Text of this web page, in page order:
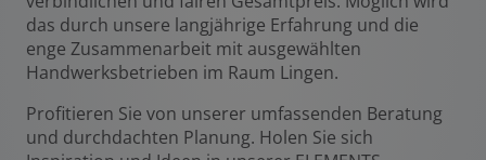
das durch unsere langjährige Erfahrung und die
enge Zusammenarbeit mit ausgewählten
Handwerksbetrieben im Raum Lingen.
Profitieren Sie von unserer umfassenden Beratung
und durchdachten Planung. Holen Sie sich